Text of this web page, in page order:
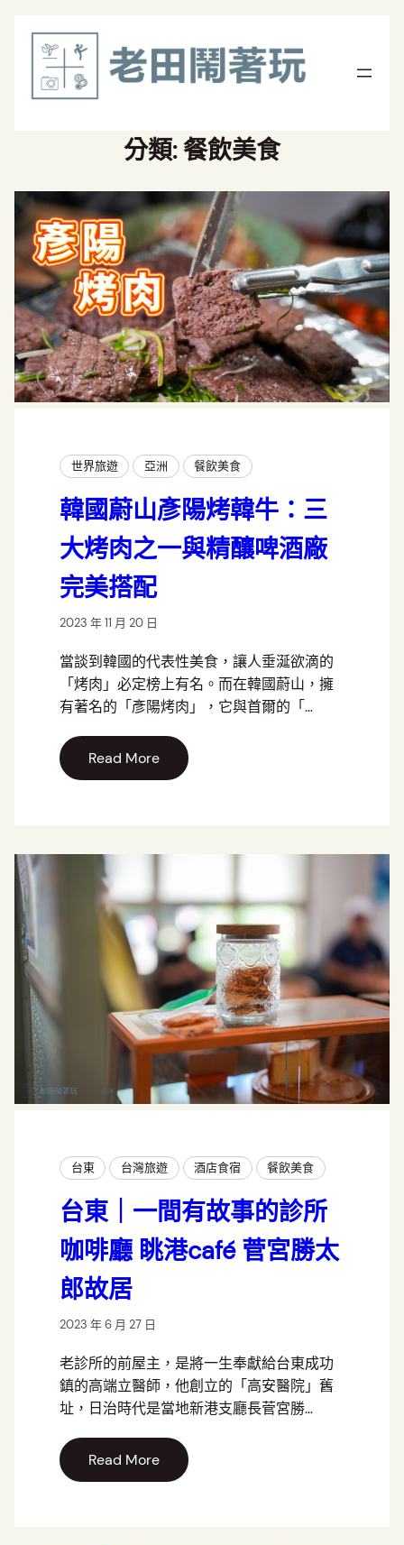
分類:餐飲美食
世界旅遊 亞洲 餐飲美食
韓國蔚山彥陽烤韓牛：三
大烤肉之一與精釀啤酒廠
完美搭配
2023 年 11 月 20 日
當談到韓國的代表性美食，讓人垂涎欲滴的
「烤肉」必定榜上有名。而在韓國蔚山，擁
有著名的「彥陽烤肉」，它與首爾的「…
Read More
台東 台灣旅遊 酒店食宿 餐飲美食
台東｜一間有故事的診所
咖啡廳 眺港café 菅宮勝太
郎故居
2023 年 6 月 27 日
老診所的前屋主，是將一生奉獻給台東成功
鎮的高端立醫師，他創立的「高安醫院」舊
址，日治時代是當地新港支廳長菅宮勝…
Read More